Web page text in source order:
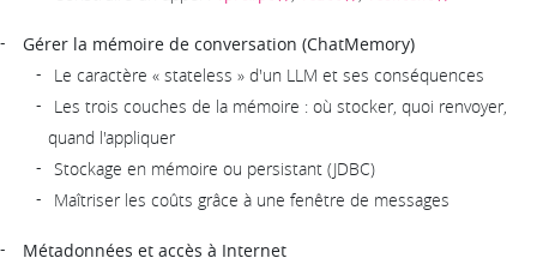
Gérer la mémoire de conversation (ChatMemory)
Le caractère « stateless » d'un LLM et ses conséquences
Les trois couches de la mémoire : où stocker, quoi renvoyer,
quand l'appliquer
Stockage en mémoire ou persistant (JDBC)
Maîtriser les coûts grâce à une fenêtre de messages
Métadonnées et accès à Internet